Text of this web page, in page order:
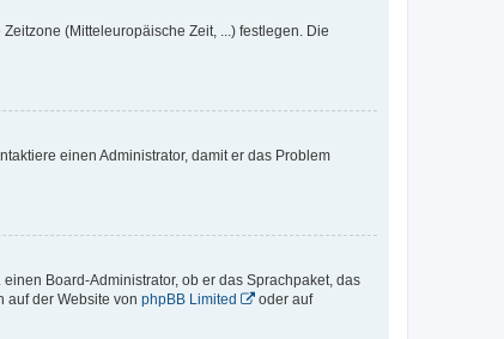
(Mitteleuropäische Zeit, ...) festlegen. Die
einen Administrator, damit er das Problem
Board-Administrator, ob er das Sprachpaket, das
auf der Website von phpBB Limited
oder auf